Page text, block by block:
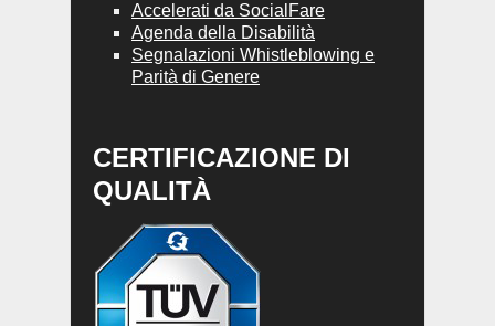
Accelerati da SocialFare
Agenda della Disabilità
Segnalazioni Whistleblowing e
Parità di Genere
CERTIFICAZIONE DI
QUALITÀ